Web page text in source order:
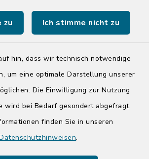
zu Ich stimme nicht zu
hin, dass wir technisch notwendige
um eine optimale Darstellung unserer
Die Einwilligung zur Nutzung
wird bei Bedarf gesondert abgefragt.
finden Sie in unseren
.
Kontakt
Datenschutz
Impressum
Sitemap
Einstellungen